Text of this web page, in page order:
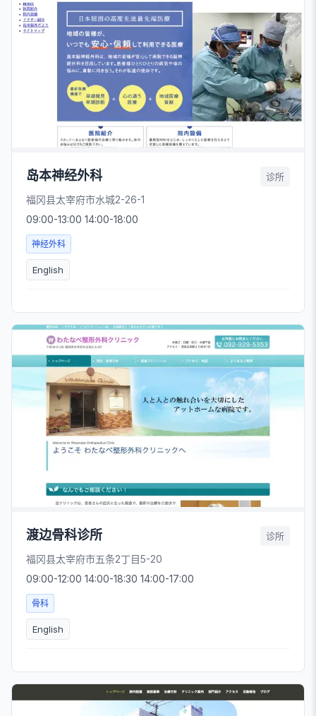
岛本神经外科 诊所
福冈县太宰府市水城2-26-1
09:00-13:00 14:00-18:00
神经外科
English
渡边骨科诊所 诊所
福冈县太宰府市五条2丁目5-20
09:00-12:00 14:00-18:30 14:00-17:00
骨科
English